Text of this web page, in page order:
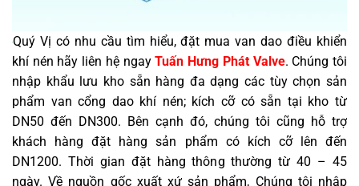
Quý Vị có nhu cầu tìm hiểu, đặt mua van dao điều khiển
khí nén hãy liên hệ ngayTuấn Hưng Phát Valve. Chúng tôi
nhập khẩu lưu kho sẵn hàng đa dạng các tùy chọn sản
phẩm van cổng dao khí nén; kích cỡ có sẵn tại kho từ
DN50 đến DN300. Bên cạnh đó, chúng tôi cũng hỗ trợ
khách hàng đặt hàng sản phẩm có kích cỡ lên đến
DN1200. Thời gian đặt hàng thông thường từ 40 – 45
ngày. Về nguồn gốc xuất xứ sản phẩm, Chúng tôi nhập